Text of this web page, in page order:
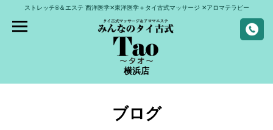
ストレッチ®＆エステ 西洋医学✕東洋医学＋タイ古式マッサージ ✕アロマテラピー
横浜店
ブログ